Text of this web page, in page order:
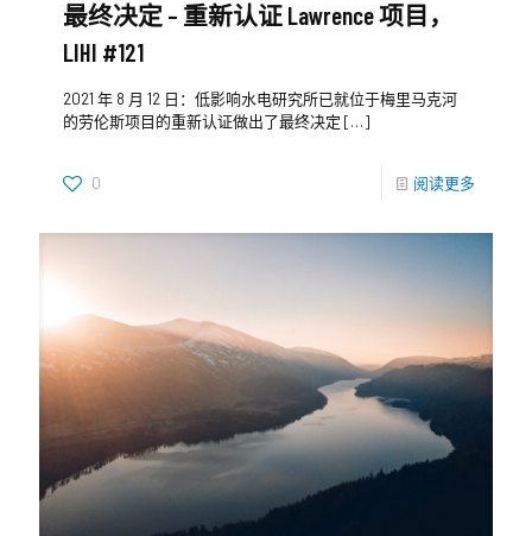
最终决定 – 重新认证 Lawrence 项目，
LIHI #121
2021 年 8 月 12 日：低影响水电研究所已就位于梅里马克河
的劳伦斯项目的重新认证做出了最终决定 […]
0 阅读更多